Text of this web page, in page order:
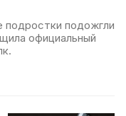
подростки подожгли
официальный